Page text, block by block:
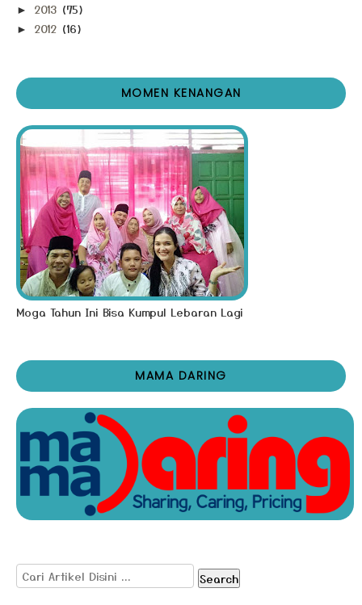
► 2013 (75)
► 2012 (16)
MOMEN KENANGAN
Moga Tahun Ini Bisa Kumpul Lebaran Lagi
MAMA DARING
Search